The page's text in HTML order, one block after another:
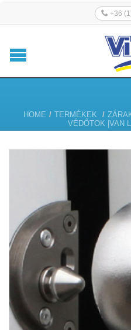
+36
HOME / TERMÉKEK /
VÉDŐTOK |VAN